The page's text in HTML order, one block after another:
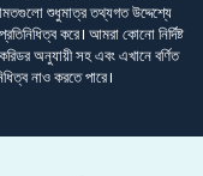
শুধুমাত্র তথ্যগত উদ্দেশ্যে
করে। আমরা কোনো নির্দিষ্ট
অনুযায়ী সহ এবং এখানে বর্ণিত
নাও করতে পারে।